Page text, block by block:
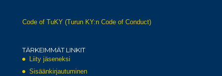
Code of TuKY (Turun KY:n Code of Conduct)
TÄRKEIMMÄT LINKIT
Liity jäseneksi
Sisäänkirjautuminen